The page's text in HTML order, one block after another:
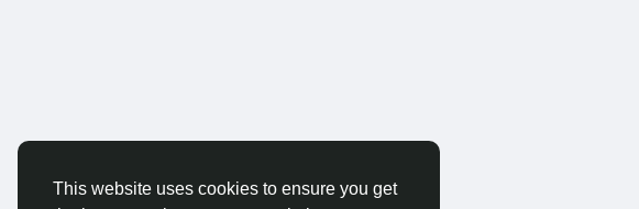
This website uses cookies to ensure you get